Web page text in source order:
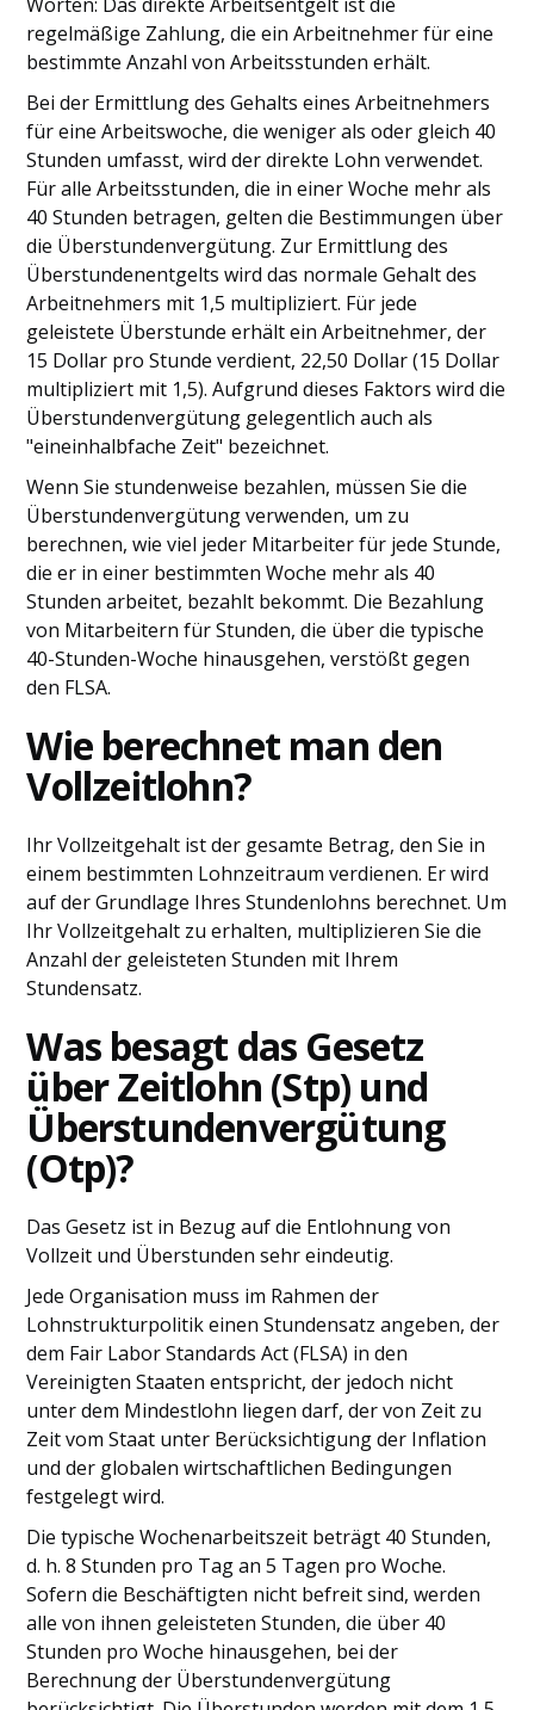
regelmäßige Zahlung, die ein Arbeitnehmer für eine
bestimmte Anzahl von Arbeitsstunden erhält.
Bei der Ermittlung des Gehalts eines Arbeitnehmers
für eine Arbeitswoche, die weniger als oder gleich 40
Stunden umfasst, wird der direkte Lohn verwendet.
Für alle Arbeitsstunden, die in einer Woche mehr als
40 Stunden betragen, gelten die Bestimmungen über
die Überstundenvergütung. Zur Ermittlung des
Überstundenentgelts wird das normale Gehalt des
Arbeitnehmers mit 1,5 multipliziert. Für jede
geleistete Überstunde erhält ein Arbeitnehmer, der
15 Dollar pro Stunde verdient, 22,50 Dollar (15 Dollar
multipliziert mit 1,5). Aufgrund dieses Faktors wird die
Überstundenvergütung gelegentlich auch als
"eineinhalbfache Zeit" bezeichnet.
Wenn Sie stundenweise bezahlen, müssen Sie die
Überstundenvergütung verwenden, um zu
berechnen, wie viel jeder Mitarbeiter für jede Stunde,
die er in einer bestimmten Woche mehr als 40
Stunden arbeitet, bezahlt bekommt. Die Bezahlung
von Mitarbeitern für Stunden, die über die typische
40-Stunden-Woche hinausgehen, verstößt gegen
den FLSA.
Wie berechnet man den
Vollzeitlohn?
Ihr Vollzeitgehalt ist der gesamte Betrag, den Sie in
einem bestimmten Lohnzeitraum verdienen. Er wird
auf der Grundlage Ihres Stundenlohns berechnet. Um
Ihr Vollzeitgehalt zu erhalten, multiplizieren Sie die
Anzahl der geleisteten Stunden mit Ihrem
Stundensatz.
Was besagt das Gesetz
über Zeitlohn (Stp) und
Überstundenvergütung
(Otp)?
Das Gesetz ist in Bezug auf die Entlohnung von
Vollzeit und Überstunden sehr eindeutig.
Jede Organisation muss im Rahmen der
Lohnstrukturpolitik einen Stundensatz angeben, der
dem Fair Labor Standards Act (FLSA) in den
Vereinigten Staaten entspricht, der jedoch nicht
unter dem Mindestlohn liegen darf, der von Zeit zu
Zeit vom Staat unter Berücksichtigung der Inflation
und der globalen wirtschaftlichen Bedingungen
festgelegt wird.
Die typische Wochenarbeitszeit beträgt 40 Stunden,
d. h. 8 Stunden pro Tag an 5 Tagen pro Woche.
Sofern die Beschäftigten nicht befreit sind, werden
alle von ihnen geleisteten Stunden, die über 40
Stunden pro Woche hinausgehen, bei der
Berechnung der Überstundenvergütung